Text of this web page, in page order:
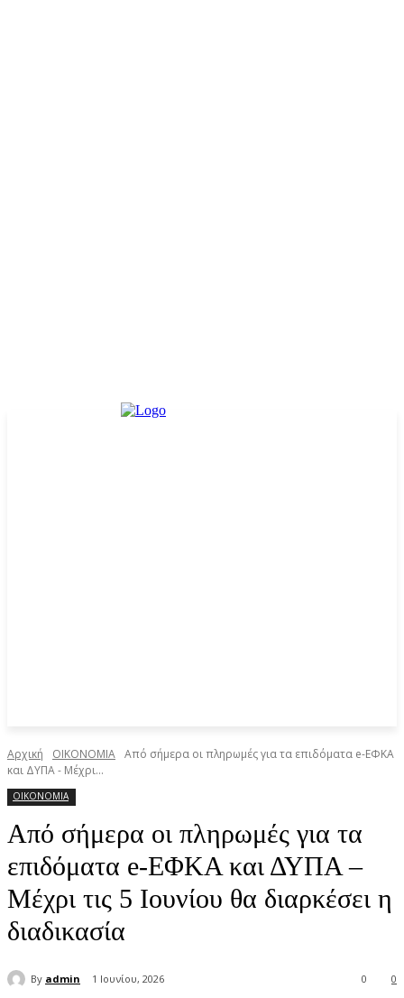
Αρχική ΟΙΚΟΝΟΜΙΑ Από σήμερα οι πληρωμές για τα επιδόματα e-ΕΦΚΑ
και ΔΥΠΑ - Μέχρι...
ΟΙΚΟΝΟΜΙΑ
Από σήμερα οι πληρωμές για τα
επιδόματα e-ΕΦΚΑ και ΔΥΠΑ –
Μέχρι τις 5 Ιουνίου θα διαρκέσει η
διαδικασία
By admin 1 Ιουνίου, 2026 0
0